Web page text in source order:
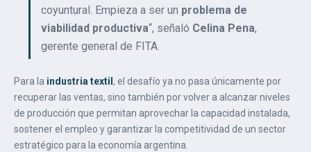
coyuntural. Empieza a ser un problema de
viabilidad productiva“, señaló Celina Pena,
gerente general de FITA.
Para la industria textil , el desafío ya no pasa únicamente por
recuperar las ventas, sino también por volver a alcanzar niveles
de producción que permitan aprovechar la capacidad instalada,
sostener el empleo y garantizar la competitividad de un sector
estratégico para la economía argentina.